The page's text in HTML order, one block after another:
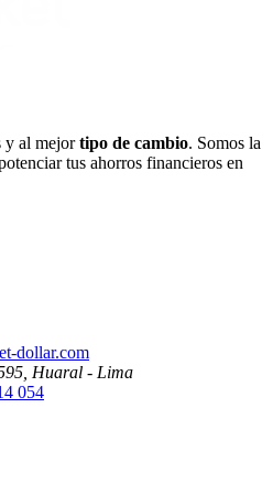
y al mejortipo de cambio. Somos la
tus ahorros financieros en
dollar.com
Huaral - Lima
054